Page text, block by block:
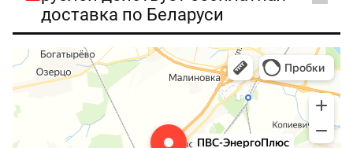
доставка по Беларуси